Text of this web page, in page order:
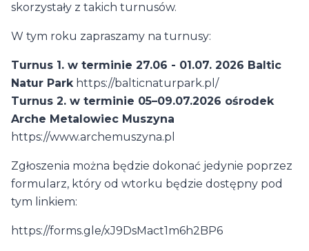
skorzystały z takich turnusów.
W tym roku zapraszamy na turnusy:
Turnus 1. w terminie 27.06 - 01.07. 2026 Baltic
Natur Park https://balticnaturpark.pl/
Turnus 2. w terminie 05–09.07.2026 ośrodek
Arche Metalowiec Muszyna
https://www.archemuszyna.pl
Zgłoszenia można będzie dokonać jedynie poprzez
formularz, który od wtorku będzie dostępny pod
tym linkiem:
https://forms.gle/xJ9DsMact1m6h2BP6